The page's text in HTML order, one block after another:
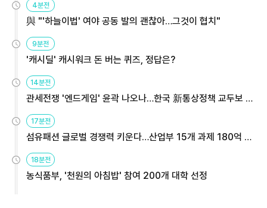
4분전
與 "'하늘이법' 여야 공동 발의 괜찮아…그것이 협치"
9분전
'캐시딜' 캐시워크 돈 버는 퀴즈, 정답은?
14분전
관세전쟁 '엔드게임' 윤곽 나오나…한국 新통상정책 교두보 활
용해야
17분전
섬유패션 글로벌 경쟁력 키운다…산업부 15개 과제 180억 지
원
18분전
농식품부, '천원의 아침밥' 참여 200개 대학 선정